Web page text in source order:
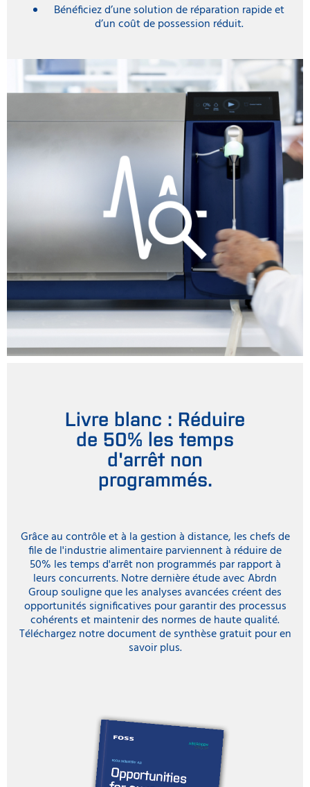
Bénéficiez d’une solution de réparation rapide et
d’un coût de possession réduit.
Livre blanc : Réduire
de 50% les temps
d'arrêt non
programmés.
Grâce au contrôle et à la gestion à distance, les chefs de
file de l'industrie alimentaire parviennent à réduire de
50% les temps d'arrêt non programmés par rapport à
leurs concurrents. Notre dernière étude avec Abrdn
Group souligne que les analyses avancées créent des
opportunités significatives pour garantir des processus
cohérents et maintenir des normes de haute qualité.
Téléchargez notre document de synthèse gratuit pour en
savoir plus.